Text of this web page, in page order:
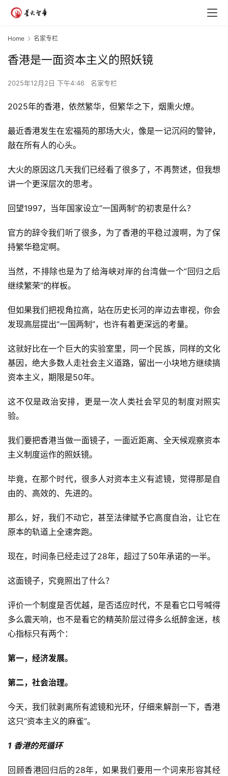
Home 名家专栏
香港是一面资本主义的照妖镜
2025年12月2日 下午4:46 名家专栏
2025年的香港，依然繁华，但繁华之下，烟熏火燎。
最近香港发生在宏福苑的那场大火，像是一记沉闷的警钟，
敲在所有人的心头。
大火的原因这几天我们已经看了很多了，不再赘述，但我想
讲一个更深层次的思考。
回望1997，当年国家设立“一国两制”的初衷是什么？
官方的辞令我们听了很多，为了香港的平稳过渡啊，为了保
持繁华稳定啊。
当然，不排除也是为了给海峡对岸的台湾做一个“回归之后
继续繁荣”的样板。
但如果我们把视角拉高，站在历史长河的岸边去审视，你会
发现高层提出“一国两制”，也许有着更深远的考量。
这就好比在一个巨大的实验室里，同一个民族，同样的文化
基因，绝大多数人走社会主义道路，留出一小块地方继续搞
资本主义，期限是50年。
这不仅是政治安排，更是一次人类社会罕见的制度对照实
验。
我们要把香港当做一面镜子，一面近距离、全天候观察资本
主义制度运作的照妖镜。
毕竟，在那个时代，很多人对资本主义有滤镜，觉得那是自
由的、高效的、先进的。
那么，好，我们不动它，甚至法律赋予它高度自治，让它在
原本的轨道上全速奔跑。
现在，时间条已经走过了28年，超过了50年承诺的一半。
这面镜子，究竟照出了什么？
评价一个制度是否优越，是否适应时代，不是看它口号喊得
多么震天响，也不是看它的精英阶层过得多么纸醉金迷，核
心指标只有两个：
第一，经济发展。
第二，社会治理。
今天，我们就剥离所有滤镜和光环，仔细来解剖一下，香港
这只“资本主义的麻雀”。
1 香港的死循环
回顾香港回归后的28年，如果我们要用一个词来形容其经